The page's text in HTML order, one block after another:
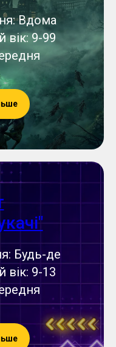
Вдома
вік: 9-99
Будь-де
вік: 9-13